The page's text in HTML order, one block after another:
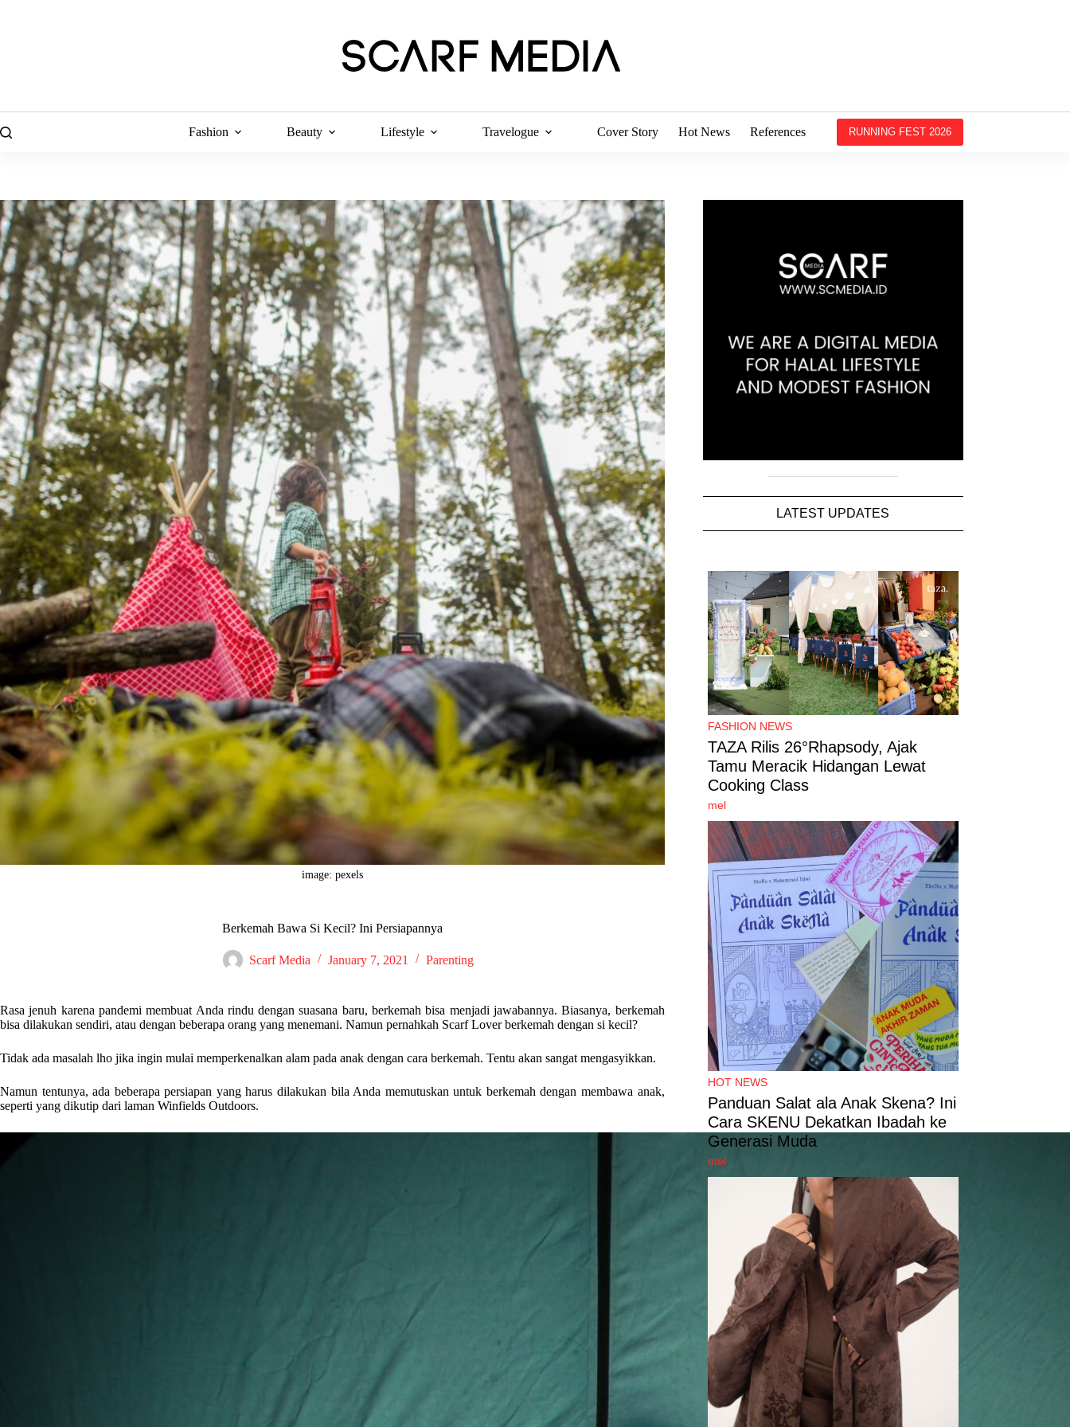
Fashion Beauty Lifestyle Travelogue Cover Story Hot News References RUNNING FEST 2026
image: pexels
Berkemah Bawa Si Kecil? Ini Persiapannya
Scarf Media January 7, 2021 Parenting
Rasa jenuh karena pandemi membuat Anda rindu dengan suasana baru, berkemah bisa menjadi jawabannya. Biasanya, berkemah
bisa dilakukan sendiri, atau dengan beberapa orang yang menemani. Namun pernahkah Scarf Lover berkemah dengan si kecil?
Tidak ada masalah lho jika ingin mulai memperkenalkan alam pada anak dengan cara berkemah. Tentu akan sangat mengasyikkan.
Namun tentunya, ada beberapa persiapan yang harus dilakukan bila Anda memutuskan untuk berkemah dengan membawa anak,
seperti yang dikutip dari laman Winfields Outdoors.
LATEST UPDATES
FASHION NEWS
TAZA Rilis 26°Rhapsody, Ajak
Tamu Meracik Hidangan Lewat
Cooking Class
mel
HOT NEWS
Panduan Salat ala Anak Skena? Ini
Cara SKENU Dekatkan Ibadah ke
Generasi Muda
mel